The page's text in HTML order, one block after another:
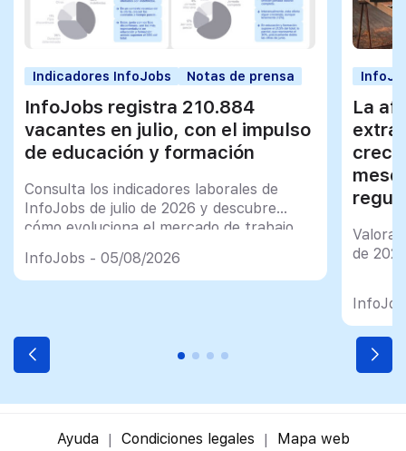
Indicadores InfoJobs Notas de prensa
InfoJobs registra 210.884
vacantes en julio, con el impulso
de educación y formación
Consulta los indicadores laborales de
InfoJobs de julio de 2026 y descubre
cómo evoluciona el mercado de trabajo
InfoJobs - 05/08/2026
La
de
Ayuda Condiciones legales Mapa web